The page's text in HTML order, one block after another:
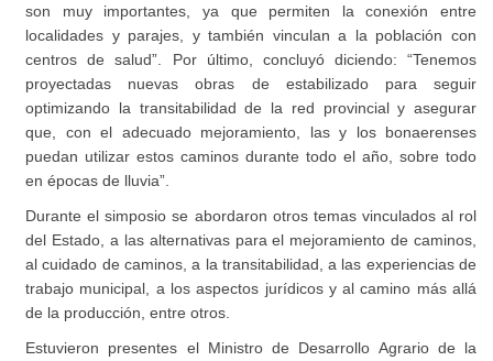
son muy importantes, ya que permiten la conexión entre
localidades y parajes, y también vinculan a la población con
centros de salud”. Por último, concluyó diciendo: “Tenemos
proyectadas nuevas obras de estabilizado para seguir
optimizando la transitabilidad de la red provincial y asegurar
que, con el adecuado mejoramiento, las y los bonaerenses
puedan utilizar estos caminos durante todo el año, sobre todo
en épocas de lluvia”.
Durante el simposio se abordaron otros temas vinculados al rol
del Estado, a las alternativas para el mejoramiento de caminos,
al cuidado de caminos, a la transitabilidad, a las experiencias de
trabajo municipal, a los aspectos jurídicos y al camino más allá
de la producción, entre otros.
Estuvieron presentes el Ministro de Desarrollo Agrario de la